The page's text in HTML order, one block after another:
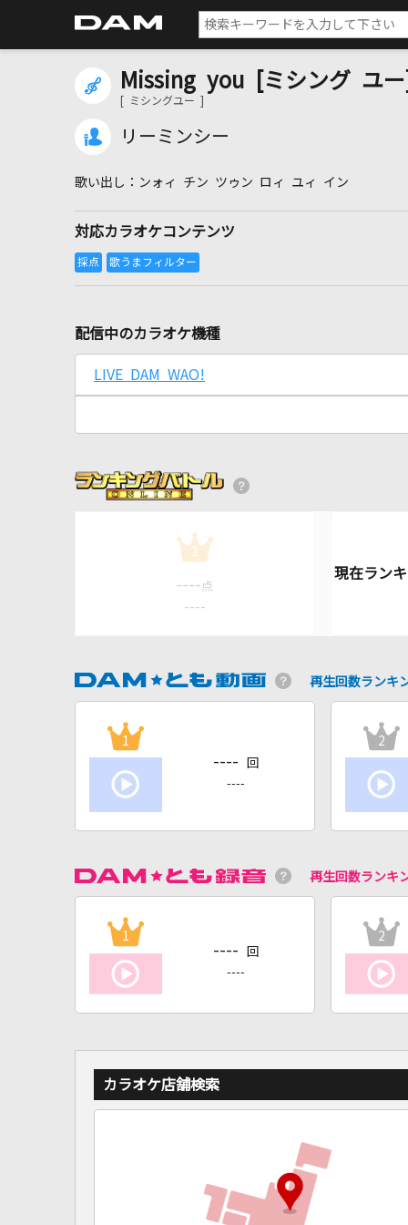
Missing you [ミシング ユ
[ ミシングユー ]
リーミンシー
ンォィ チン ツゥン ロィ ユィ イン
対応カラオケコンテンツ
配信中のカラオケ機種
LIVE DAM WAO!
1
---- 点
----
再生回数ランキ
1
---- 回
----
2
再生回数ランキ
1
---- 回
----
2
カラオケ店舗検索